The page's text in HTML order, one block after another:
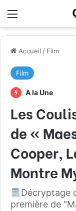
Accueil / Film
Film
A la Une
Les
de «
Cooper,
Montre
Décryptage
première de